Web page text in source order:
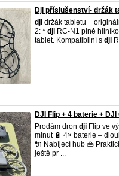
Dji příslušenství- držák
dji držák tabletu +
2: * dji RC-N1 plně
tablet. Kompatibilní s dji
DJI Flip + 4 baterie +
Prodám dron dji Flip ve
minut 🔋 4× baterie –
🔌 Nabíjecí hub 👜
ještě pr ...